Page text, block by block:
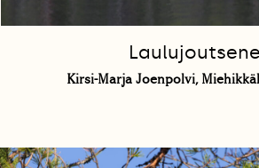
Kirsi-Marja Joenpolvi,